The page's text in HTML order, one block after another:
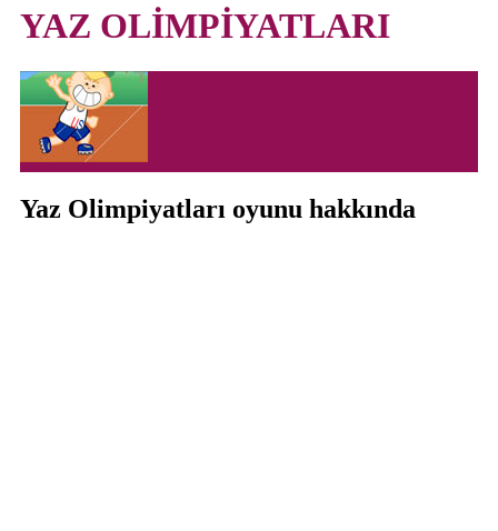
YAZ OLİMPİYATLARI
Yaz Olimpiyatları oyunu hakkında